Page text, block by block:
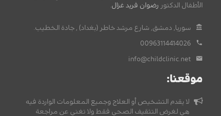
الأطفال الدكتور رضوان فريد غزال.
سوريا, دمشق, شارع مرشد خاطر (بغداد) , جادة الخطيب.
00963114414026
info@childclinic.net
موقعنا:
لا يقدم التشخيص أو العلاج وجميع المعلومات الواردة فيه
هي لغرض التثقيف الصحي فقط ولا تغني عن مراجعة